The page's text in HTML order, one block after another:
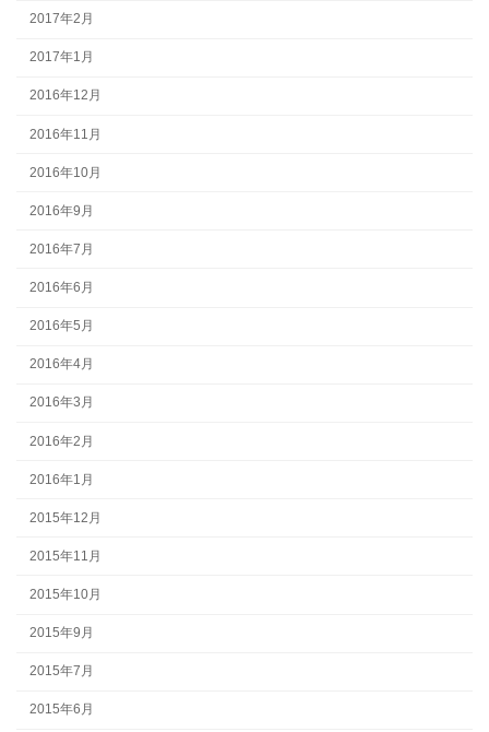
2017年2月
2017年1月
2016年12月
2016年11月
2016年10月
2016年9月
2016年7月
2016年6月
2016年5月
2016年4月
2016年3月
2016年2月
2016年1月
2015年12月
2015年11月
2015年10月
2015年9月
2015年7月
2015年6月